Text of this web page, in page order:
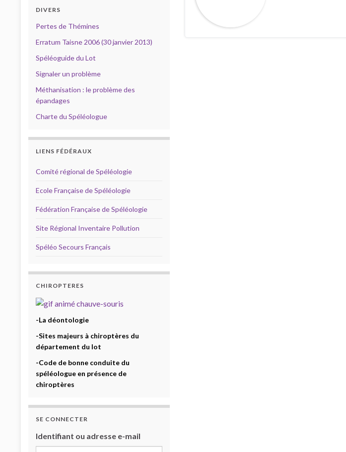
DIVERS
Pertes de Thémines
Erratum Taisne 2006 (30 janvier 2013)
Spéléoguide du Lot
Signaler un problème
Méthanisation : le problème des
épandages
Charte du Spéléologue
LIENS FÉDÉRAUX
Comité régional de Spéléologie
Ecole Française de Spéléologie
Fédération Française de Spéléologie
Site Régional Inventaire Pollution
Spéléo Secours Français
CHIROPTERES
-La déontologie
-Sites majeurs à chiroptères du
département du lot
-Code de bonne conduite du
spéléologue en présence de
chiroptères
SE CONNECTER
Identifiant ou adresse e-mail